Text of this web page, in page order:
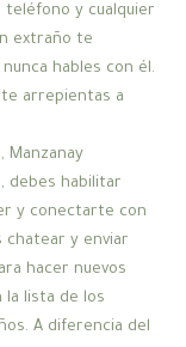
y cualquier
extraño te
hables con él.
arrepientas a
Manzanay
debes habilitar
y conectarte con
chatear y enviar
hacer nuevos
la lista de los
A diferencia del